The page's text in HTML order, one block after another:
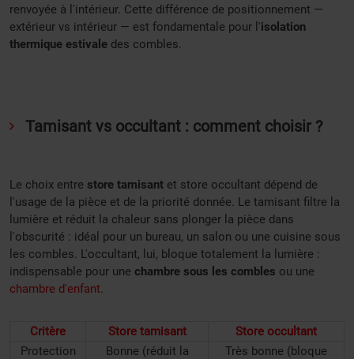
renvoyée à l'intérieur. Cette différence de positionnement —
extérieur vs intérieur — est fondamentale pour l'isolation
thermique estivale des combles.
Tamisant vs occultant : comment choisir ?
Le choix entre store tamisant et store occultant dépend de
l'usage de la pièce et de la priorité donnée. Le tamisant filtre la
lumière et réduit la chaleur sans plonger la pièce dans
l'obscurité : idéal pour un bureau, un salon ou une cuisine sous
les combles. L'occultant, lui, bloque totalement la lumière :
indispensable pour une chambre sous les combles ou une
chambre d'enfant.
Critère Store tamisant
Store occultant
Protection
Bonne (réduit la
Très bonne (bloque